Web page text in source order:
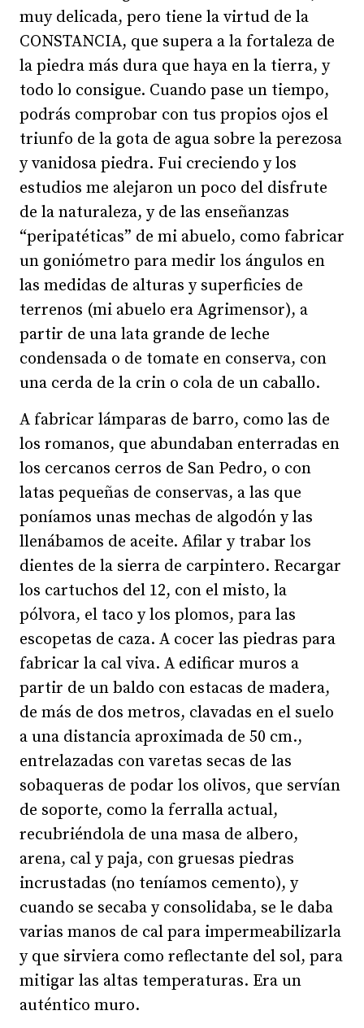
muy delicada, pero tiene la virtud de la
CONSTANCIA, que supera a la fortaleza de
la piedra más dura que haya en la tierra, y
todo lo consigue. Cuando pase un tiempo,
podrás comprobar con tus propios ojos el
triunfo de la gota de agua sobre la perezosa
y vanidosa piedra. Fui creciendo y los
estudios me alejaron un poco del disfrute
de la naturaleza, y de las enseñanzas
“peripatéticas” de mi abuelo, como fabricar
un goniómetro para medir los ángulos en
las medidas de alturas y superficies de
terrenos (mi abuelo era Agrimensor), a
partir de una lata grande de leche
condensada o de tomate en conserva, con
una cerda de la crin o cola de un caballo.
A fabricar lámparas de barro, como las de
los romanos, que abundaban enterradas en
los cercanos cerros de San Pedro, o con
latas pequeñas de conservas, a las que
poníamos unas mechas de algodón y las
llenábamos de aceite. Afilar y trabar los
dientes de la sierra de carpintero. Recargar
los cartuchos del 12, con el misto, la
pólvora, el taco y los plomos, para las
escopetas de caza. A cocer las piedras para
fabricar la cal viva. A edificar muros a
partir de un baldo con estacas de madera,
de más de dos metros, clavadas en el suelo
a una distancia aproximada de 50 cm.,
entrelazadas con varetas secas de las
sobaqueras de podar los olivos, que servían
de soporte, como la ferralla actual,
recubriéndola de una masa de albero,
arena, cal y paja, con gruesas piedras
incrustadas (no teníamos cemento), y
cuando se secaba y consolidaba, se le daba
varias manos de cal para impermeabilizarla
y que sirviera como reflectante del sol, para
mitigar las altas temperaturas. Era un
auténtico muro.